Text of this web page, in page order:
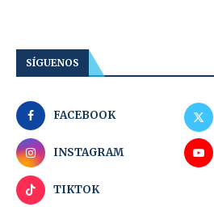
SÍGUENOS
FACEBOOK
INSTAGRAM
TIKTOK